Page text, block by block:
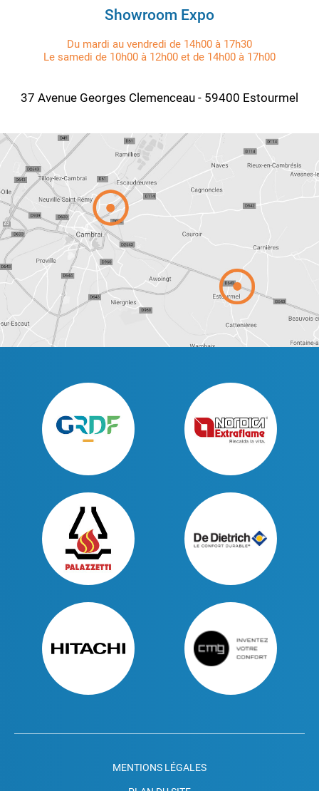
Showroom Expo
Du mardi au vendredi de 14h00 à 17h30
Le samedi de 10h00 à 12h00 et de 14h00 à 17h00
37 Avenue Georges Clemenceau - 59400 Estourmel
MENTIONS LÉGALES